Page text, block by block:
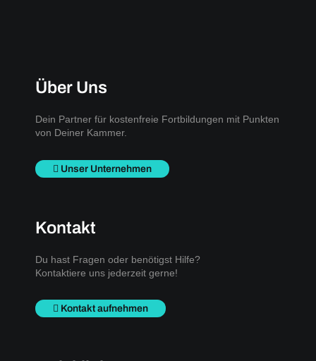
Über Uns
Dein Partner für kostenfreie Fortbildungen mit Punkten
von Deiner Kammer.
Unser Unternehmen
Kontakt
Du hast Fragen oder benötigst Hilfe?
Kontaktiere uns jederzeit gerne!
Kontakt aufnehmen